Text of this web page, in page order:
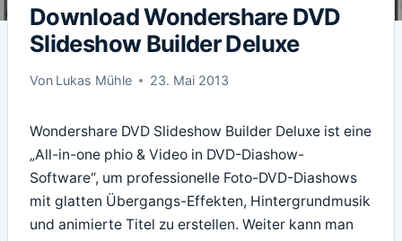
Download Wondershare DVD
Slideshow Builder Deluxe
Von Lukas Mühle 23. Mai 2013
Wondershare DVD Slideshow Builder Deluxe ist eine
„All-in-one phio & Video in DVD-Diashow-
Software“, um professionelle Foto-DVD-Diashows
mit glatten Übergangs-Effekten, Hintergrundmusik
und animierte Titel zu erstellen. Weiter kann man